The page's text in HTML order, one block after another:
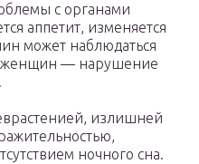
с органами
аппетит, изменяется
может наблюдаться
женщин — нарушение
излишней
ночного сна.